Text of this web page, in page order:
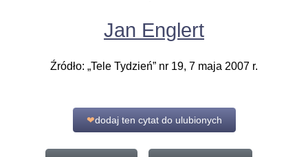
Jan Englert
Źródło: „Tele Tydzień” nr 19, 7 maja 2007 r.
❤dodaj ten cytat do ulubionych